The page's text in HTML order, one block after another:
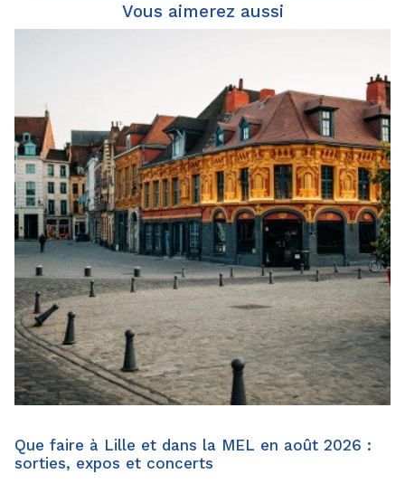
Vous aimerez aussi
Que faire à Lille et dans la MEL en août 2026 :
sorties, expos et concerts